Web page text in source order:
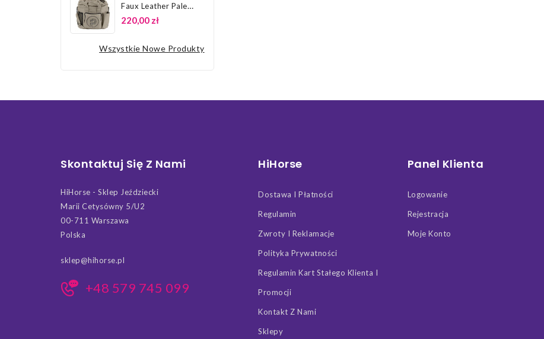
Faux Leather Pale
Grey...
220,00 zł
Wszystkie Nowe Produkty
Skontaktuj Się Z Nami
HiHorse - Sklep Jeździecki
Marii Cetysówny 5/U2
00-711 Warszawa
Polska
sklep@hihorse.pl
+48 579 745 099
HiHorse
Dostawa I Płatności
Regulamin
Zwroty I Reklamacje
Polityka Prywatności
Regulamin Kart Stałego Klienta I
Promocji
Kontakt Z Nami
Sklepy
Panel Klienta
Logowanie
Rejestracja
Moje Konto